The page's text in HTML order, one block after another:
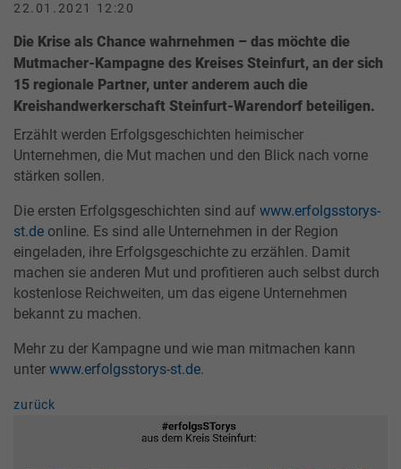
22.01.2021 12:20
Die Krise als Chance wahrnehmen – das möchte die
Mutmacher-Kampagne des Kreises Steinfurt, an der sich
15 regionale Partner, unter anderem auch die
Kreishandwerkerschaft Steinfurt-Warendorf beteiligen.
Erzählt werden Erfolgsgeschichten heimischer
Unternehmen, die Mut machen und den Blick nach vorne
stärken sollen.
Die ersten Erfolgsgeschichten sind auf www.erfolgsstorys-
st.de online. Es sind alle Unternehmen in der Region
eingeladen, ihre Erfolgsgeschichte zu erzählen. Damit
machen sie anderen Mut und profitieren auch selbst durch
kostenlose Reichweiten, um das eigene Unternehmen
bekannt zu machen.
Mehr zu der Kampagne und wie man mitmachen kann
unter www.erfolgsstorys-st.de.
zurück